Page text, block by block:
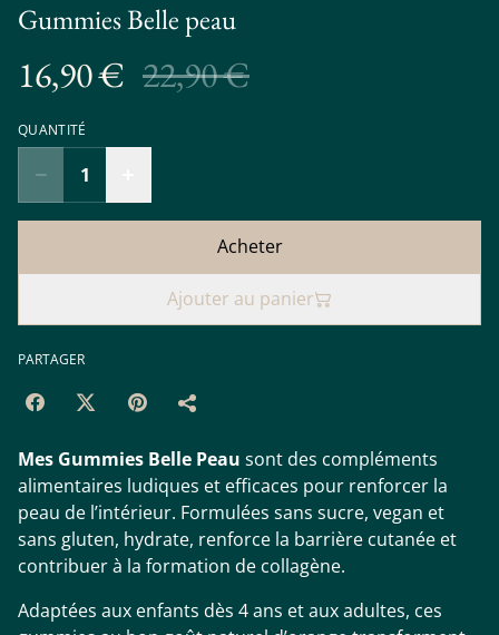
Gummies Belle peau
16,90 € 22,90 €
QUANTITÉ
Acheter
Ajouter au panier
PARTAGER
Mes Gummies Belle Peau sont des compléments
alimentaires ludiques et efficaces pour renforcer la
peau de l’intérieur. Formulées sans sucre, vegan et
sans gluten, hydrate, renforce la barrière cutanée et
contribuer à la formation de collagène.
Adaptées aux enfants dès 4 ans et aux adultes, ces